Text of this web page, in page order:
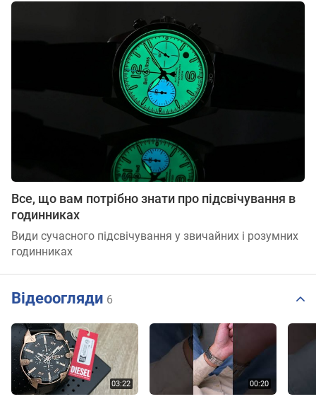
Все, що вам потрібно знати про підсвічування в
годинниках
Види сучасного підсвічування у звичайних і розумних
годинниках
Відеоогляди 6